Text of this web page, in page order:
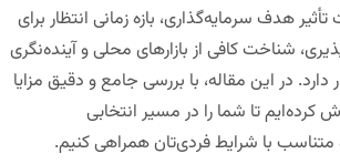
هدف سرمایه‌گذاری، بازه زمانی انتظار برای
شناخت کافی از بازارهای محلی و آینده‌نگری
دارد. در این مقاله، با بررسی جامع و دقیق مزایا
کرده‌ایم تا شما را در مسیر انتخابی
با شرایط فردی‌تان همراهی کنیم.